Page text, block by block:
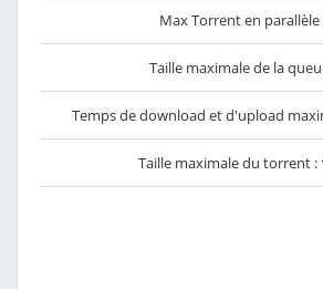
Max Torrent en parallèle
Taille maximale de la
Temps de download et d'upload
Taille maximale du torrent :